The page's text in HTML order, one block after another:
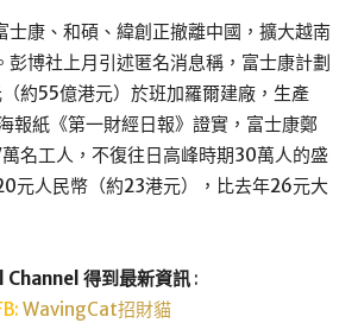
士康、和碩、緯創正撤離中國，擴大越南
彭博社上月引述匿名消息稱，富士康計劃
約55億港元）於班加羅爾建廠，生產
報紙《第一財經日報》證實，富士康鄭
名工人，不復往日高峰時期30萬人的盛
元人民幣（約23港元），比去年26元大
得到最新資訊 :
WavingCat招財貓